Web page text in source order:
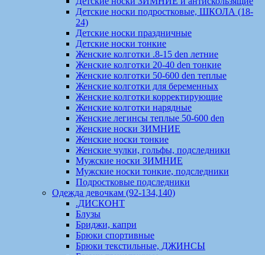
Детские носки подростковые, ШКОЛА (18-
24)
Детские носки праздничные
Детские носки тонкие
Женские колготки .8-15 den летние
Женские колготки 20-40 den тонкие
Женские колготки 50-600 den теплые
Женские колготки для беременных
Женские колготки корректирующие
Женские колготки нарядные
Женские легинсы теплые 50-600 den
Женские носки ЗИМНИЕ
Женские носки тонкие
Женские чулки, гольфы, подследники
Мужские носки ЗИМНИЕ
Мужские носки тонкие, подследники
Подростковые подследники
Одежда девочкам (92-134,140)
.ДИСКОНТ
Блузы
Бриджи, капри
Брюки спортивные
Брюки текстильные, ДЖИНСЫ